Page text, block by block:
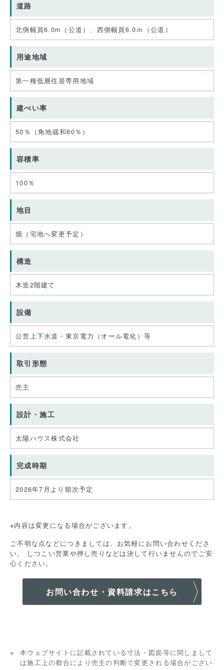
道路
北側幅員6.0m（公道）、西側幅員6.0ｍ（公道）
用途地域
第一種低層住居専用地域
建ぺい率
50％（角地緩和60％）
容積率
100％
地目
畑（宅地へ変更予定）
構造
木造2階建て
設備
公営上下水道・東京電力（オール電化）等
取引形態
売主
設計・施工
太陽ハウス株式会社
完成時期
2026年7月より順次予定
※内容は変更になる場合がございます。
ご不明な点などにつきましては、お気軽にお問い合わせくださ
い。 しつこい営業や押し売りなどは決して行いませんのでご安
心ください。
お問い合わせ・資料請求はこちら
本ウェブサイトに記載されている寸法・図面等に関しまして
は施工上の都合により売主の判断で変更される場合がござい